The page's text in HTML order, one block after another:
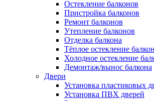
Остекление балконов
Пристройка балконов
Ремонт балконов
Утепление балконов
Отделка балкона
Тёплое остекление
Холодное остекление
Демонтаж/вынос балкона
Двери
Установка пластиковых
Установка ПВХ дверей